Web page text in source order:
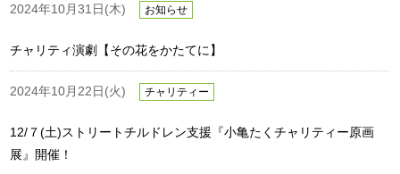
2024年10月31日(木) お知らせ
チャリティ演劇【その花をかたてに】
2024年10月22日(火) チャリティー
12/７(土)ストリートチルドレン支援『小亀たくチャリティー原画
展』開催！